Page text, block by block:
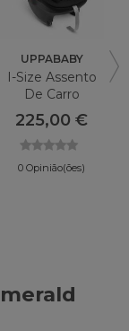
UPPABABY
I-Size Assento
De Carro
Uppababy Mesa
225,00 €
0 Opinião(ões)